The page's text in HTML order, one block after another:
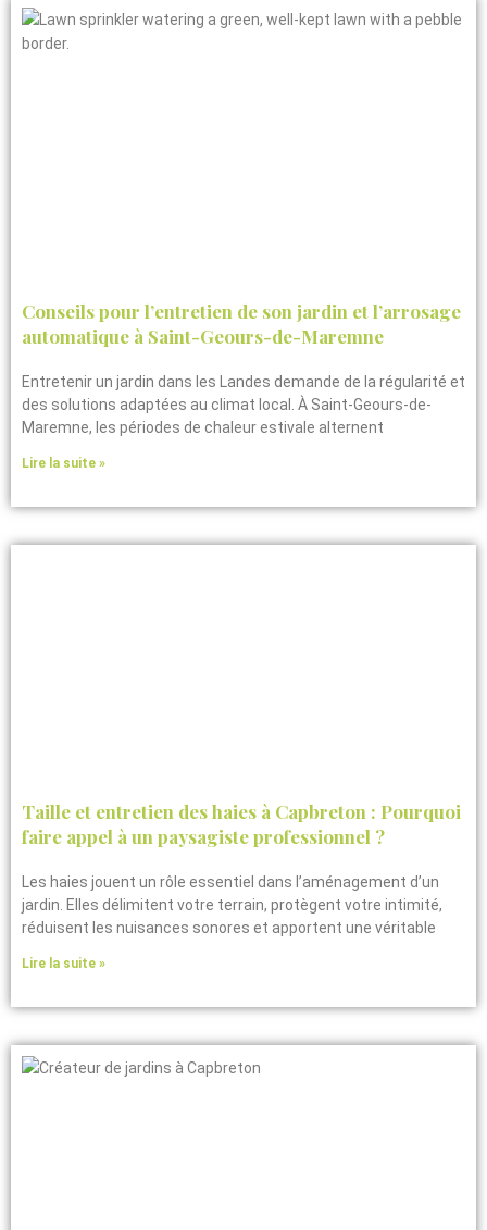
Conseils pour l’entretien de son jardin et l’arrosage
automatique à Saint-Geours-de-Maremne
Entretenir un jardin dans les Landes demande de la régularité et
des solutions adaptées au climat local. À Saint-Geours-de-
Maremne, les périodes de chaleur estivale alternent
Lire la suite »
Taille et entretien des haies à Capbreton : Pourquoi
faire appel à un paysagiste professionnel ?
Les haies jouent un rôle essentiel dans l’aménagement d’un
jardin. Elles délimitent votre terrain, protègent votre intimité,
réduisent les nuisances sonores et apportent une véritable
Lire la suite »